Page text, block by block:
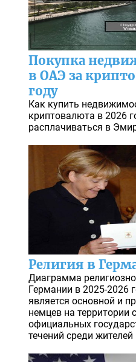
Покупка
в ОАЭ за
году
Как купить
криптовалюта в 2026
расплачиваться в
Религия в
Диаграмма
Германии в 2025-2026
является основной и
немцев на территории
официальных
течений среди жителей